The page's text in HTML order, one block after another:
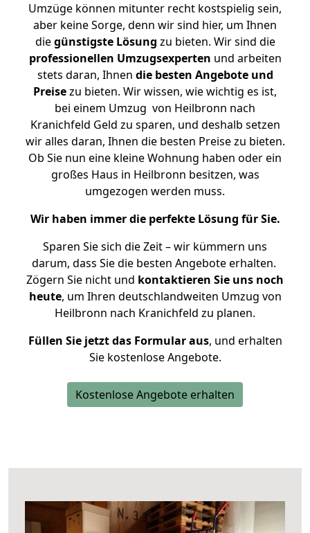
Umzüge können mitunter recht kostspielig sein,
aber keine Sorge, denn wir sind hier, um Ihnen
diegünstigste Lösung zu bieten. Wir sind die
professionellen Umzugsexperten und arbeiten
stets daran, Ihnen die besten Angebote und
Preisezu bieten. Wir wissen, wie wichtig es ist,
bei einem Umzug von Heilbronn nach
Kranichfeld Geld zu sparen, und deshalb setzen
wir alles daran, Ihnen die besten Preise zu bieten.
Ob Sie nun eine kleine Wohnung haben oder ein
großes Haus in Heilbronn besitzen, was
umgezogen werden muss.
Wir haben immer die perfekte Lösung für Sie.
Sparen Sie sich die Zeit – wir kümmern uns
darum, dass Sie die besten Angebote erhalten.
Zögern Sie nicht und kontaktieren Sie uns noch
heute, um Ihren deutschlandweiten Umzug von
Heilbronn nach Kranichfeld zu planen.
Füllen Sie jetzt das Formular aus, und erhalten
Sie kostenlose Angebote.
Kostenlose Angebote erhalten